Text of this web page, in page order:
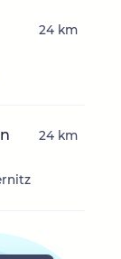
24 km
24 km